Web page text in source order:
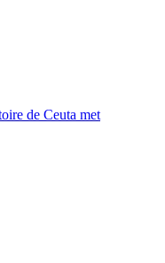
de Ceuta met